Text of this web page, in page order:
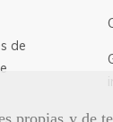
propias y de
de